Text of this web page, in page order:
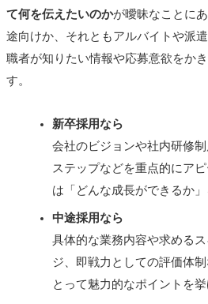
て何を伝えたいのかが曖昧なことに
途向けか、それともアルバイトや派
職者が知りたい情報や応募意欲をか
す。
新卒採用なら
会社のビジョンや社内研修
ステップなどを重点的にア
は「どんな成長ができるか」
中途採用なら
具体的な業務内容や求める
ジ、即戦力としての評価体
とって魅力的なポイントを挙